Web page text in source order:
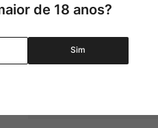
Graduação Alcóolica
de 18 anos?
Sim